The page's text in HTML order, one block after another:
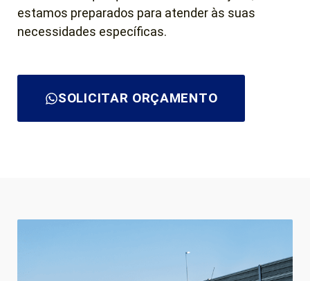
estamos preparados para atender às suas
necessidades específicas.
SOLICITAR ORÇAMENTO